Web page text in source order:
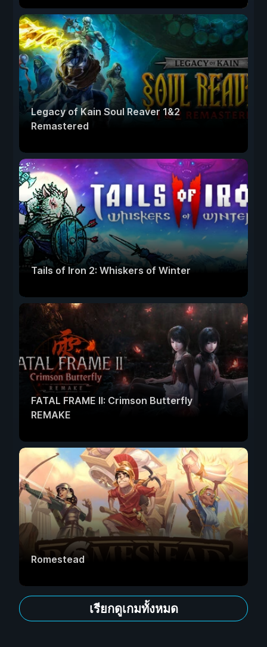
Legacy of Kain Soul Reaver 1&2
Remastered
Tails of Iron 2: Whiskers of Winter
FATAL FRAME II: Crimson Butterfly
REMAKE
Romestead
เรียกดูเกมทั้งหมด